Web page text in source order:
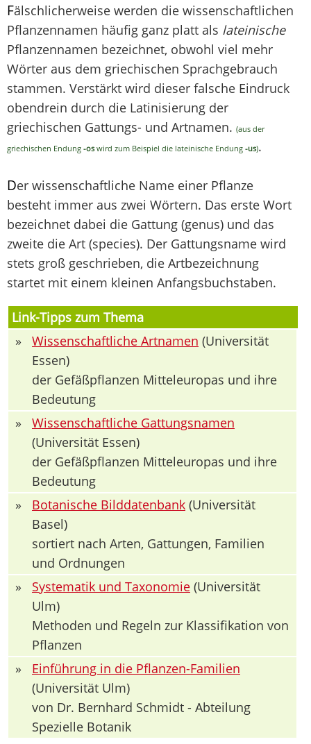
Fälschlicherweise werden die wissenschaftlichen
Pflanzennamen häufig ganz platt als lateinische
Pflanzennamen bezeichnet, obwohl viel mehr
Wörter aus dem griechischen Sprachgebrauch
stammen. Verstärkt wird dieser falsche Eindruck
obendrein durch die Latinisierung der
griechischen Gattungs- und Artnamen. (aus der
griechischen Endung -os wird zum Beispiel die lateinische Endung -us).
Der wissenschaftliche Name einer Pflanze
besteht immer aus zwei Wörtern. Das erste Wort
bezeichnet dabei die Gattung (genus) und das
zweite die Art (species). Der Gattungsname wird
stets groß geschrieben, die Artbezeichnung
startet mit einem kleinen Anfangsbuchstaben.
Link-Tipps zum Thema
»
Wissenschaftliche Artnamen (Universität
Essen)
der Gefäßpflanzen Mitteleuropas und ihre
Bedeutung
»
Wissenschaftliche Gattungsnamen
(Universität Essen)
der Gefäßpflanzen Mitteleuropas und ihre
Bedeutung
»
Botanische Bilddatenbank (Universität
Basel)
sortiert nach Arten, Gattungen, Familien
und Ordnungen
»
Systematik und Taxonomie (Universität
Ulm)
Methoden und Regeln zur Klassifikation von
Pflanzen
»
Einführung in die Pflanzen-Familien
(Universität Ulm)
von Dr. Bernhard Schmidt - Abteilung
Spezielle Botanik